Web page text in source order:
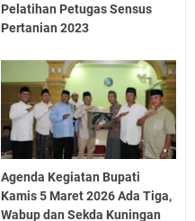
Pelatihan Petugas Sensus
Pertanian 2023
Agenda Kegiatan Bupati
Kamis 5 Maret 2026 Ada Tiga,
Wabup dan Sekda Kuningan